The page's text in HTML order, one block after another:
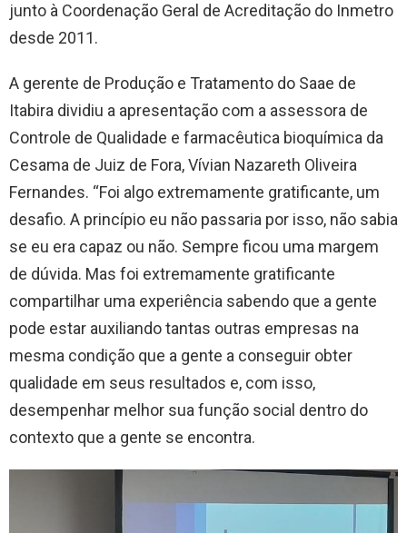
junto à Coordenação Geral de Acreditação do Inmetro
desde 2011.
A gerente de Produção e Tratamento do Saae de
Itabira dividiu a apresentação com a assessora de
Controle de Qualidade e farmacêutica bioquímica da
Cesama de Juiz de Fora, Vívian Nazareth Oliveira
Fernandes. “Foi algo extremamente gratificante, um
desafio. A princípio eu não passaria por isso, não sabia
se eu era capaz ou não. Sempre ficou uma margem
de dúvida. Mas foi extremamente gratificante
compartilhar uma experiência sabendo que a gente
pode estar auxiliando tantas outras empresas na
mesma condição que a gente a conseguir obter
qualidade em seus resultados e, com isso,
desempenhar melhor sua função social dentro do
contexto que a gente se encontra.